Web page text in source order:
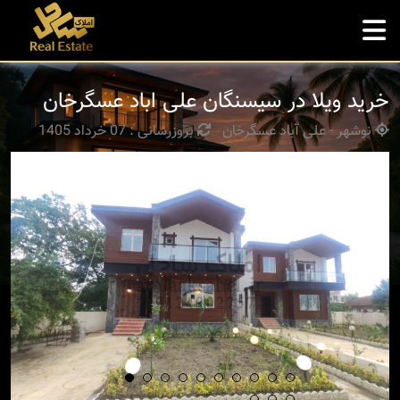
خرید ویلا در سیسنگان علی اباد عسگرخان
نوشهر - علی آباد عسگرخان بروزرسانی : 07 خرداد 1405